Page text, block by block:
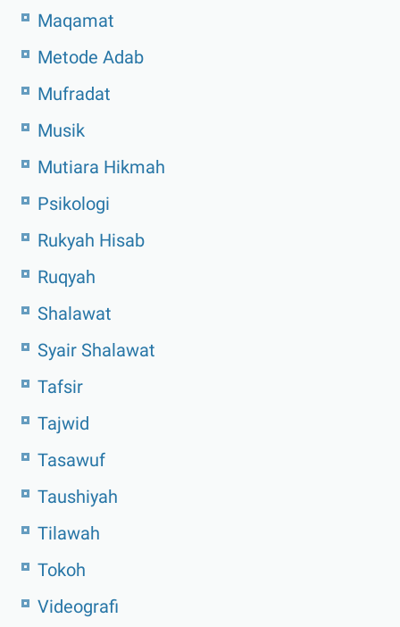
Maqamat
Metode Adab
Mufradat
Musik
Mutiara Hikmah
Psikologi
Rukyah Hisab
Ruqyah
Shalawat
Syair Shalawat
Tafsir
Tajwid
Tasawuf
Taushiyah
Tilawah
Tokoh
Videografi